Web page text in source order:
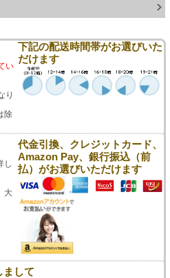
い
り
除
下記の配送時間帯がお選びいた
だけます
し
大
代金引換、クレジットカード、
Amazon Pay、銀行振込（前
払）がお選びいただけます
まして